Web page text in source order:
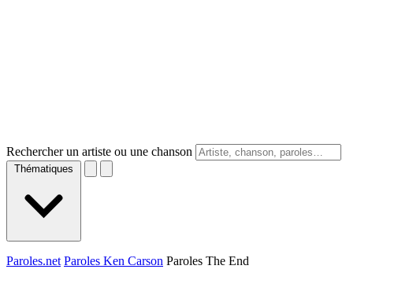
Rechercher un artiste ou une chanson
Thématiques
Paroles.net Paroles Ken Carson Paroles The End